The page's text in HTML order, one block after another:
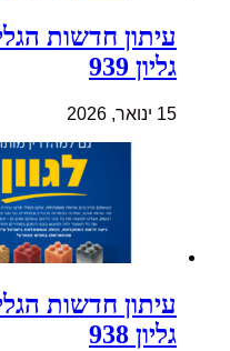
עיתון חדשות
גליון 939
15 ינואר, 2026
עיתון חדשות
גליון 938